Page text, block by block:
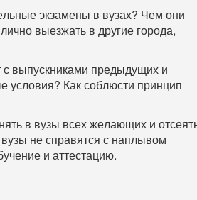
экзамены в вузах? Чем они
выезжать в другие города,
с выпускниками предыдущих и
условия? Как соблюсти принцип
в вузы всех желающих и
не справятся с наплывом
и аттестацию.